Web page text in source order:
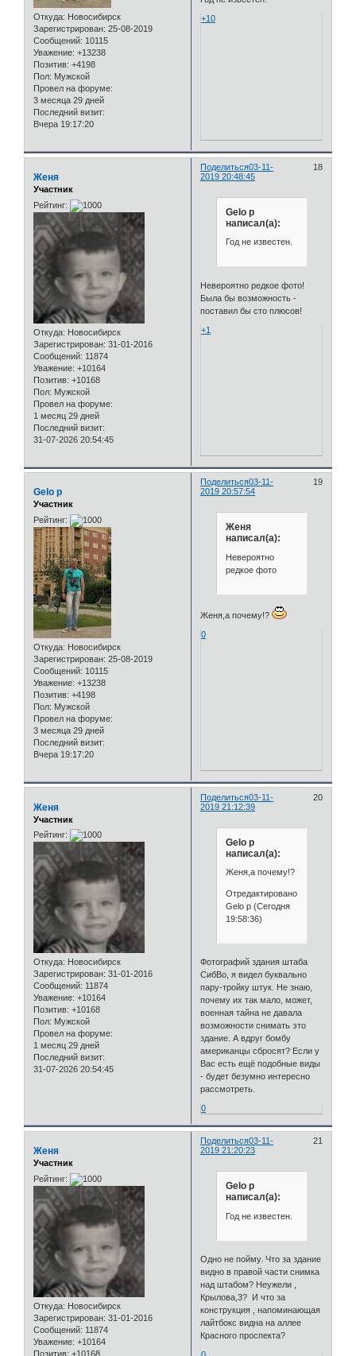
Откуда: Новосибирск
Зарегистрирован: 25-08-2019
Сообщений: 10115
Уважение: +13238
Позитив: +4198
Пол: Мужской
Провел на форуме:
3 месяца 29 дней
Последний визит:
Вчера 19:17:20
+10
Поделиться 18
03-11-
2019 20:48:45
Женя
Участник
Рейтинг:
Откуда: Новосибирск
Зарегистрирован: 31-01-2016
Сообщений: 11874
Уважение: +10164
Позитив: +10168
Пол: Мужской
Провел на форуме:
1 месяц 29 дней
Последний визит:
31-07-2026 20:54:45
Gelo p
написал(а):
Год не известен.
Невероятно редкое фото!
Была бы возможность -
поставил бы сто плюсов!
+1
Поделиться 19
03-11-
2019 20:57:54
Gelo p
Участник
Рейтинг:
Откуда: Новосибирск
Зарегистрирован: 25-08-2019
Сообщений: 10115
Уважение: +13238
Позитив: +4198
Пол: Мужской
Провел на форуме:
3 месяца 29 дней
Последний визит:
Вчера 19:17:20
Женя
написал(а):
Невероятно
редкое фото
Женя,а почему!?
0
Поделиться 20
03-11-
2019 21:12:39
Женя
Участник
Рейтинг:
Откуда: Новосибирск
Зарегистрирован: 31-01-2016
Сообщений: 11874
Уважение: +10164
Позитив: +10168
Пол: Мужской
Провел на форуме:
1 месяц 29 дней
Последний визит:
31-07-2026 20:54:45
Gelo p
написал(а):
Женя,а почему!?
Отредактировано
Gelo p (Сегодня
19:58:36)
Фотографий здания штаба
СибВо, я видел буквально
пару-тройку штук. Не знаю,
почему их так мало, может,
военная тайна не давала
возможности снимать это
здание. А вдруг бомбу
американцы сбросят? Если у
Вас есть ещё подобные виды
- будет безумно интересно
рассмотреть.
0
Поделиться 21
03-11-
2019 21:20:23
Женя
Участник
Рейтинг:
Откуда: Новосибирск
Зарегистрирован: 31-01-2016
Сообщений: 11874
Уважение: +10164
Позитив: +10168
Gelo p
написал(а):
Год не известен.
Одно не пойму. Что за здание
видно в правой части снимка
над штабом? Неужели ,
Крылова,3? И что за
конструкция , напоминающая
лайтбокс видна на аллее
Красного проспекта?